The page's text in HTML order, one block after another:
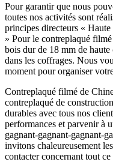
Pour garantir que nous
toutes nos activités sont
principes directeurs «
» Pour le contreplaqué
bois dur de 18 mm de
dans les coffrages. Nous
moment pour organiser
Contreplaqué filmé de
contreplaqué de
durables avec tous nos
performances et parvenir à
gagnant-gagnant-gagnant-
invitons chaleureusement
contacter concernant tout